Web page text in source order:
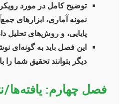
توضیح کامل در مورد
نمونه آماری، ابزارهای
پایایی، و روش‌های تحلیل
این فصل باید به گونه‌ای
دیگر بتوانند تحقیق شما را
فصل چهارم: یافته‌ها/